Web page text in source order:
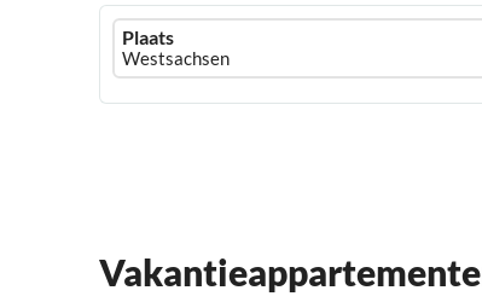
Ferienhausmiete
logo
Plaats